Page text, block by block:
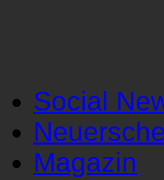
Social
Magazin